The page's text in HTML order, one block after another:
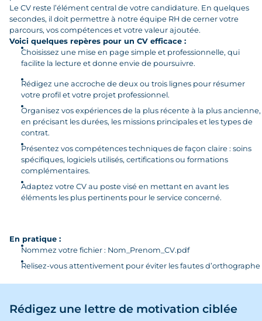
Le CV reste l’élément central de votre candidature. En quelques
secondes, il doit permettre à notre équipe RH de cerner votre
parcours, vos compétences et votre valeur ajoutée.
Voici quelques repères pour un CV efficace :
Choisissez une mise en page simple et professionnelle, qui
facilite la lecture et donne envie de poursuivre.
Rédigez une accroche de deux ou trois lignes pour résumer
votre profil et votre projet professionnel.
Organisez vos expériences de la plus récente à la plus ancienne,
en précisant les durées, les missions principales et les types de
contrat.
Présentez vos compétences techniques de façon claire : soins
spécifiques, logiciels utilisés, certifications ou formations
complémentaires.
Adaptez votre CV au poste visé en mettant en avant les
éléments les plus pertinents pour le service concerné.
En pratique :
Nommez votre fichier : Nom_Prenom_CV.pdf
Relisez-vous attentivement pour éviter les fautes d’orthographe
Rédigez une lettre de motivation ciblée